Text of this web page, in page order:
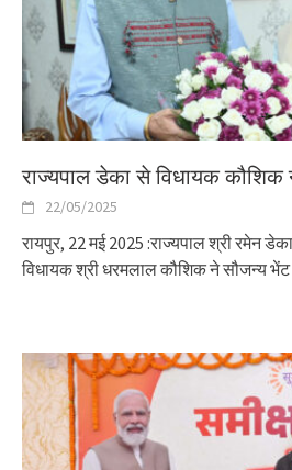
राज्यपाल डेका से विधायक
22/05/2025
रायपुर, 22 मई 2025 :राज्यपाल श्री रमेन
विधायक श्री धरमलाल कौशिक ने सौजन्य